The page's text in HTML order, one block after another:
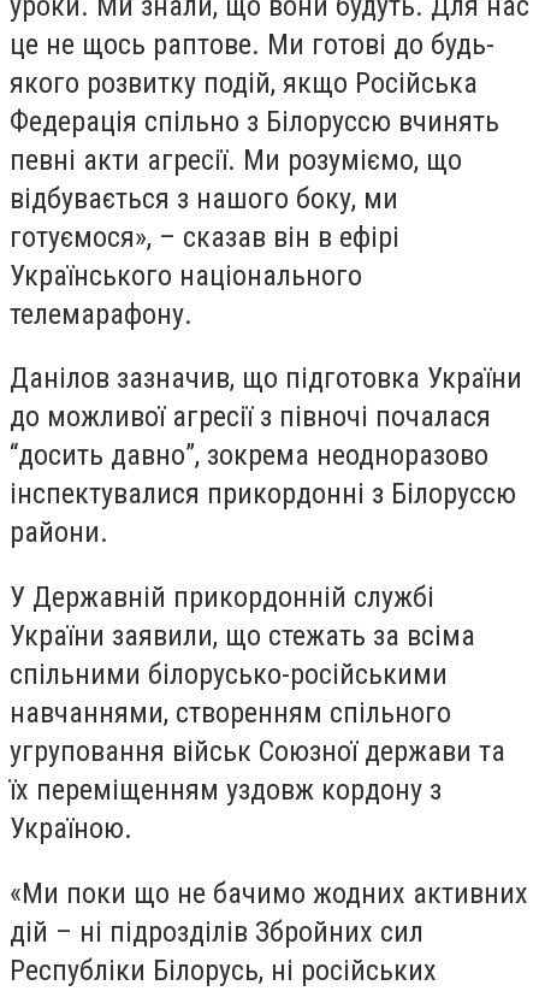
це не щось раптове. Ми готові до будь-
якого розвитку подій, якщо Російська
Федерація спільно з Білоруссю вчинять
певні акти агресії. Ми розуміємо, що
відбувається з нашого боку, ми
готуємося», – сказав він в ефірі
Українського національного
телемарафону.
Данілов зазначив, що підготовка України
до можливої ​​агресії з півночі почалася
“досить давно”, зокрема неодноразово
інспектувалися прикордонні з Білоруссю
райони.
У Державній прикордонній службі
України заявили, що стежать за всіма
спільними білорусько-російськими
навчаннями, створенням спільного
угруповання військ Союзної держави та
їх переміщенням уздовж кордону з
Україною.
«Ми поки що не бачимо жодних активних
дій – ні підрозділів Збройних сил
Республіки Білорусь, ні російських